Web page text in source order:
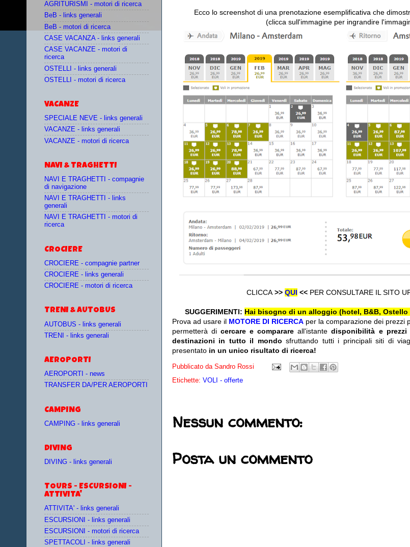
Ecco lo screenshot di una prenotazione esemplificativa che
(clicca sull'immagine per ingrandire
CLICCA >> QUI <<PER CONSULTARE IL SITO
SUGGERIMENTI: Hai bisogno di un alloggio (hotel, B&B,
Prova ad usare il MOTORE DI RICERCA per la comparazione dei prezzi
permetterà dicercare e comparareall'istantedisponibilità e prezzi
destinazioni in tutto il mondo sfruttando tutti i principali siti di
presentato in un unico risultato di ricerca!
Pubblicato da Sandro Rossi
Etichette: VOLI - offerte
Nessun commento:
Posta un commento
AGRITURISMI - motori di ricerca
BeB - links generali
BeB - motori di ricerca
CASE VACANZA - links generali
CASE VACANZE - motori di
ricerca
OSTELLI - links generali
OSTELLI - motori di ricerca
VACANZE
SPECIALE NEVE - links generali
VACANZE - links generali
VACANZE - motori di ricerca
NAVI & TRAGHETTI
NAVI E TRAGHETTI - compagnie
di navigazione
NAVI E TRAGHETTI - links
generali
NAVI E TRAGHETTI - motori di
ricerca
CROCIERE
CROCIERE - compagnie partner
CROCIERE - links generali
CROCIERE - motori di ricerca
TRENI & AUTOBUS
AUTOBUS - links generali
TRENI - links generali
AEROPORTI
AEROPORTI - news
TRANSFER DA/PER AEROPORTI
CAMPING
CAMPING - links generali
DIVING
DIVING - links generali
TOURS - ESCURSIONI -
ATTIVITA'
ATTIVITA' - links generali
ESCURSIONI - links generali
ESCURSIONI - motori di ricerca
SPETTACOLI - links generali